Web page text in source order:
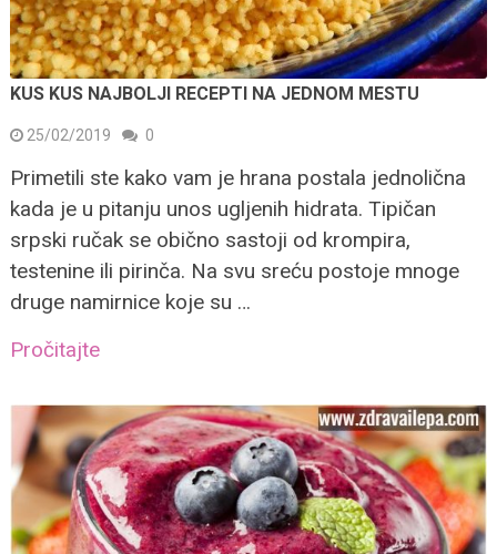
KUS KUS NAJBOLJI RECEPTI NA JEDNOM MESTU
25/02/2019 0
Primetili ste kako vam je hrana postala jednolična
kada je u pitanju unos ugljenih hidrata. Tipičan
srpski ručak se obično sastoji od krompira,
testenine ili pirinča. Na svu sreću postoje mnoge
druge namirnice koje su …
Pročitajte